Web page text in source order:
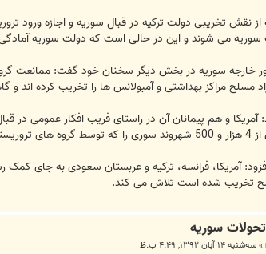
می شوند و این در حالی است که دولت سوریه
خارجه سوریه در بخش دیگر سخنان خود گفت: ممانعت
مسلح مراکز بهداشتی و آمبولانس ها را تخریب کرده اند و
و هم پیمانان آن در راستای فریب افکار عمومی در
آزاد کنیم.
آمریکا، فرانسه، ترکیه و عربستان سعودی به جای
تخریب شده است تلاش می کند.
»سه‌شنبه ۱۴ آبان ۱۳۹۲, ۴:۴۹ ب.ظ